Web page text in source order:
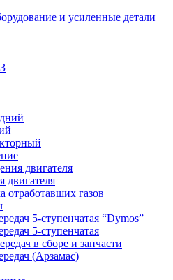
и усиленные детали
двигателя
двигателя
отработавших газов
5-ступенчатая “Dymos”
5-ступенчатая
в сборе и запчасти
(Арзамас)